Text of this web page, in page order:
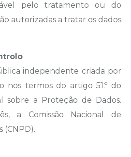
pelo tratamento ou do
autorizadas a tratar os dados
independente criada por
nos termos do artigo 51.º do
sobre a Proteção de Dados.
a Comissão Nacional de
(CNPD).